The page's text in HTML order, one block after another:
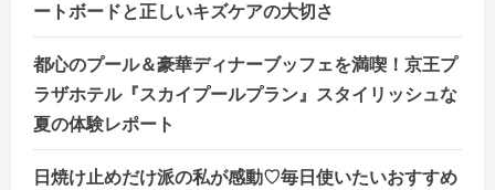
ートボードと正しいキズケアの大切さ
都心のプール＆豪華ディナーブッフェを満喫！京王プ
ラザホテル『スカイプールプラン』スタイリッシュな
夏の体験レポート
日焼け止めだけ派の私が感動♡毎日使いたいおすすめ